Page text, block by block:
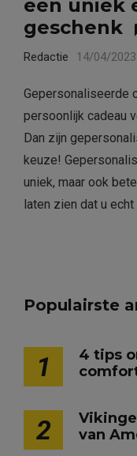
een uniek
geschenk
Redactie 14/04/2023
Gepersonaliseerde
persoonlijk cadeau
Dan zijn
keuze!
uniek, maar ook
laten zien dat u echt
Populairste
1
4 tips
2
van